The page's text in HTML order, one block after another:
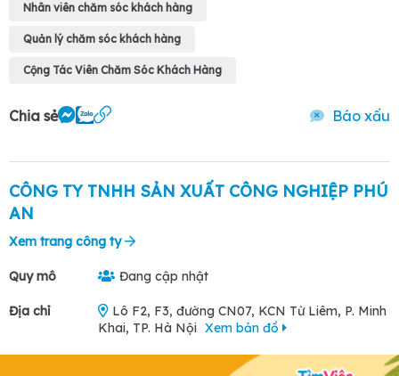
Nhân viên chăm sóc khách hàng
Quản lý chăm sóc khách hàng
Cộng Tác Viên Chăm Sóc Khách Hàng
Chia sẻ Báo xấu
CÔNG TY TNHH SẢN XUẤT CÔNG NGHIỆP PHÚ
AN
Xem trang công ty
Quy mô Đang cập nhật
Địa chỉ
Lô F2, F3, đường CN07, KCN Từ Liêm, P. Minh
Khai, TP. Hà Nội Xem bản đồ